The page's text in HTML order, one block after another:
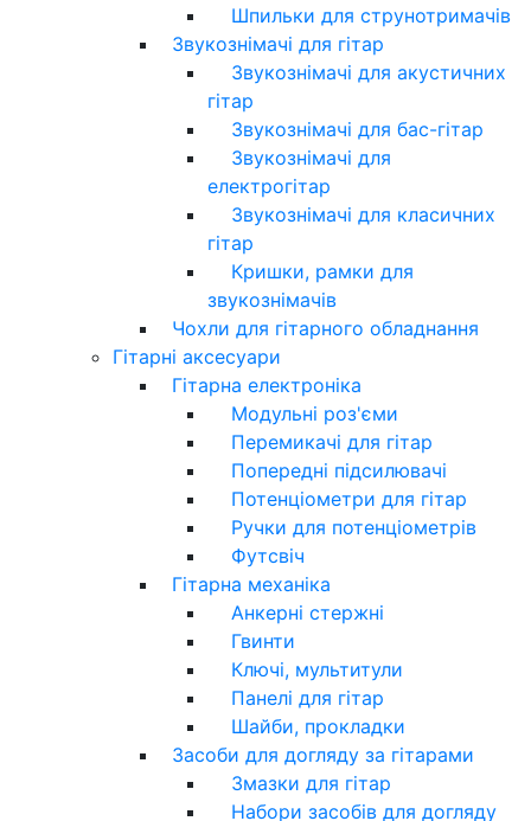
Шпильки для струнотримачів
Звукознімачі для гітар
Звукознімачі для акустичних
гітар
Звукознімачі для бас-гітар
Звукознімачі для
електрогітар
Звукознімачі для класичних
гітар
Кришки, рамки для
звукознімачів
Чохли для гітарного обладнання
Гітарні аксесуари
Гітарна електроніка
Модульні роз'єми
Перемикачі для гітар
Попередні підсилювачі
Потенціометри для гітар
Ручки для потенціометрів
Футсвіч
Гітарна механіка
Анкерні стержні
Гвинти
Ключі, мультитули
Панелі для гітар
Шайби, прокладки
Засоби для догляду за гітарами
Змазки для гітар
Набори засобів для догляду